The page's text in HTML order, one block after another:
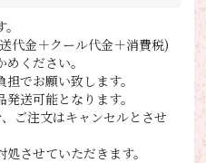
代金＋クール代金＋消費税)
ください。
でお願い致します。
送可能となります。
ご注文はキャンセルとさせ
させていただきます。